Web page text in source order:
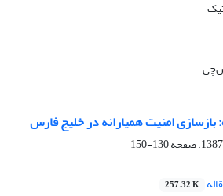
بازسازی امنیت همیارانه در خلیج فارس
130-150
257.32 K